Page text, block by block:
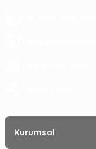
Kurumsal